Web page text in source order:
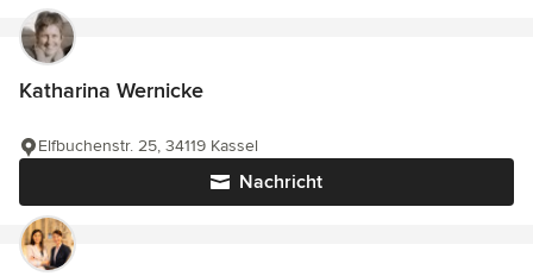
Katharina Wernicke
Nachricht
Elfbuchenstr. 25, 34119 Kassel